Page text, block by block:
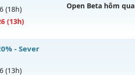
vào 19h ngày 01/08/2626
(18h)
(13h)
Open Beta hôm qua
bất tận🔥
vào 13h ngày 07/08/2626
- Sever
(13h)